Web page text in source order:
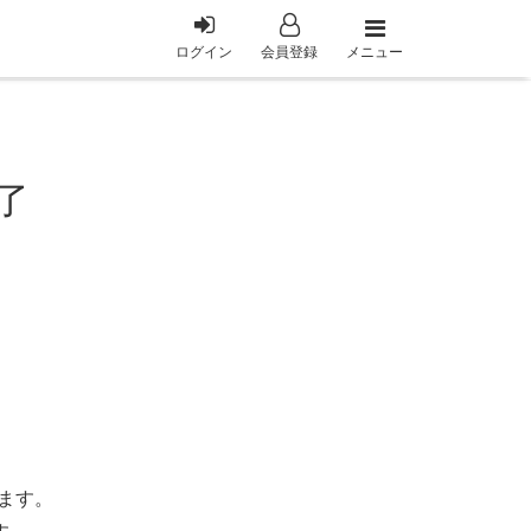
ログイン 会員登録 メニュー
す。